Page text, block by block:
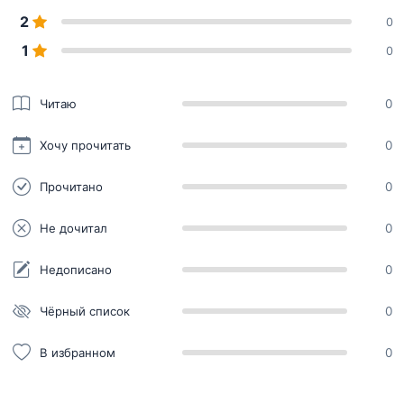
2 0
1 0
Читаю 0
Хочу прочитать 0
Прочитано 0
Не дочитал 0
Недописано 0
Чёрный список 0
В избранном 0